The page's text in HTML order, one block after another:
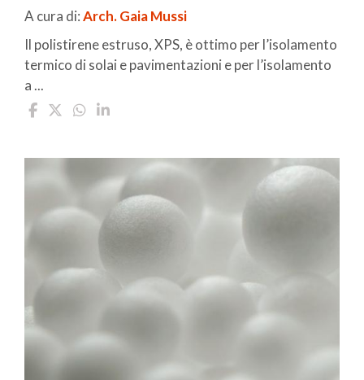
A cura di:Arch. Gaia Mussi
Il polistirene estruso, XPS, è ottimo per l’isolamento
termico di solai e pavimentazioni e per l’isolamento
a ...